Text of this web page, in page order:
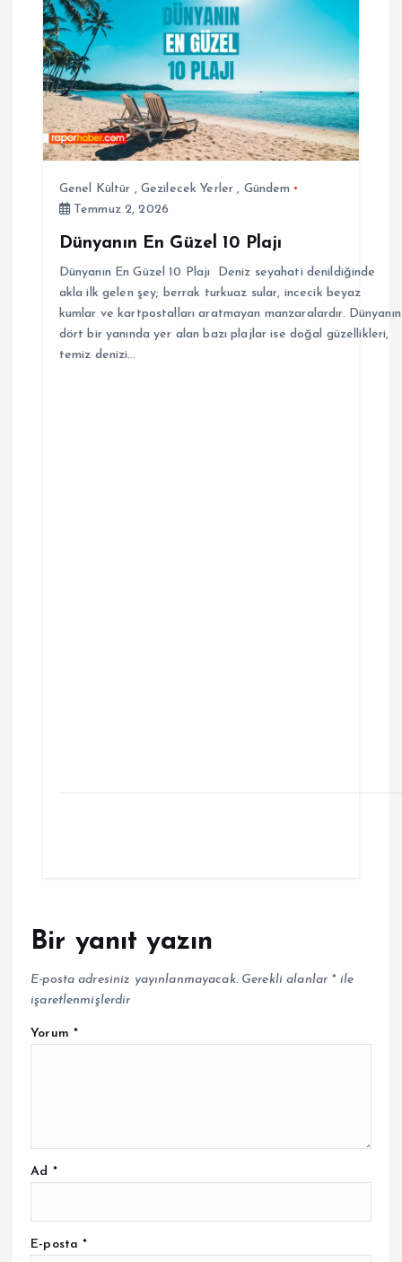
Genel Kültür , Gezilecek Yerler , Gündem
Temmuz 2, 2026
Dünyanın En Güzel 10 Plajı
Dünyanın En Güzel 10 Plajı Deniz seyahati denildiğinde
akla ilk gelen şey; berrak turkuaz sular, incecik beyaz
kumlar ve kartpostalları aratmayan manzaralardır. Dünyanın
dört bir yanında yer alan bazı plajlar ise doğal güzellikleri,
temiz denizi…
Bir yanıt yazın
E-posta adresiniz yayınlanmayacak. Gerekli alanlar *ile
işaretlenmişlerdir
Yorum *
Ad *
E-posta*